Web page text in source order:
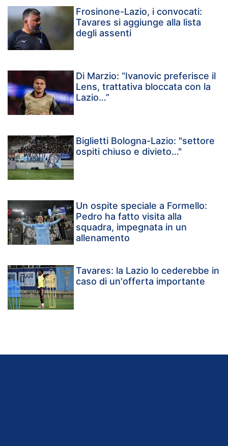
Frosinone-Lazio, i convocati:
Tavares si aggiunge alla lista
degli assenti
Di Marzio: “Ivanovic preferisce il
Lens, trattativa bloccata con la
Lazio…”
Biglietti Bologna-Lazio: "settore
ospiti chiuso e divieto…"
Un ospite speciale a Formello:
Pedro ha fatto visita alla
squadra, impegnata in un
allenamento
Tavares: la Lazio lo cederebbe in
caso di un'offerta importante